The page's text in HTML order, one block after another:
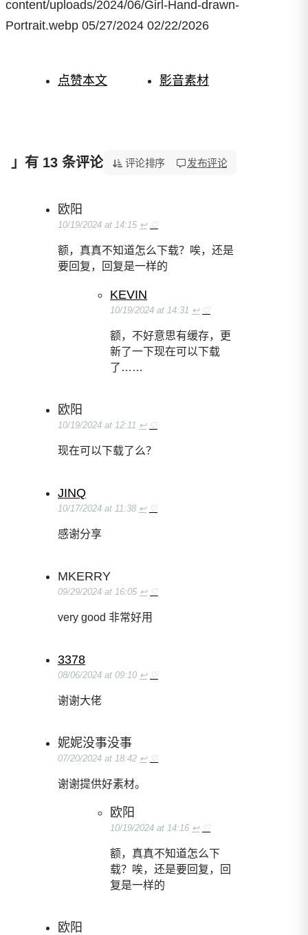
content/uploads/2024/06/Girl-Hand-drawn-
Portrait.webp 05/27/2024 02/22/2026
点赞本文 影音素材
「Photoshop 女童证件照服装模板，学生装西装等」
」有 13 条评论 评论排序 发布评论
欧阳
10/19/2024 at 14:15 ↩ ♡
额，真真不知道怎么下载？唉，还是
要回复，回复是一样的
KEVIN
10/19/2024 at 14:31 ↩ ♡
额，不好意思有缓存，更
新了一下现在可以下载
了……
欧阳
10/19/2024 at 12:11 ↩ ♡
现在可以下载了么？
JINQ
10/17/2024 at 11:38 ↩ ♡
感谢分享
MKERRY
09/29/2024 at 16:05 ↩ ♡
very good 非常好用
3378
08/06/2024 at 09:10 ↩ ♡
谢谢大佬
妮妮没事没事
07/20/2024 at 18:42 ↩ ♡
谢谢提供好素材。
欧阳
10/19/2024 at 14:16 ↩ ♡
额，真真不知道怎么下
载？唉，还是要回复，回
复是一样的
欧阳